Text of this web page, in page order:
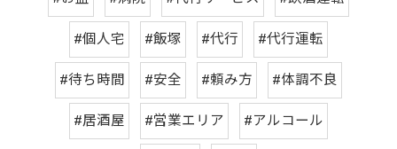
#個人宅 #飯塚 #代行 #代行運転
#待ち時間 #安全 #頼み方 #体調不良
#居酒屋 #営業エリア #アルコール